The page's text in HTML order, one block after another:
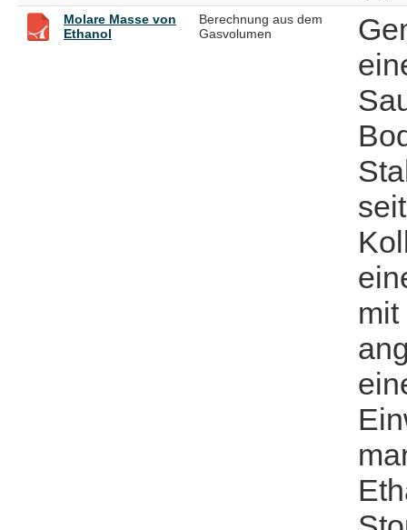
Molare Masse von
Ethanol
Berechnung aus dem
Gasvolumen